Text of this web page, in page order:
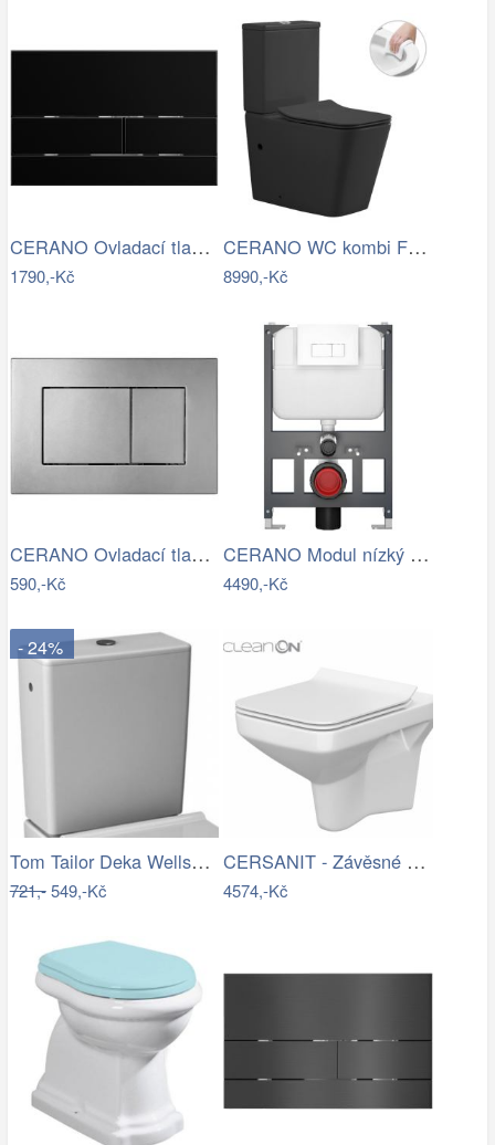
CERANO Ovladací tlačítko WC modulů Lite…
1790,-Kč
CERANO WC kombi Forte, Rimless + Slim…
8990,-Kč
CERANO Ovladací tlačítko WC modulů Lite…
590,-Kč
CERANO Modul nízký pro WC závěsné Prime…
4490,-Kč
- 24%
Tom Tailor Deka Wellsoft Warm Coral,…
721,-549,-Kč
CERSANIT - Závěsné WC COMO NEW CLEANON…
4574,-Kč